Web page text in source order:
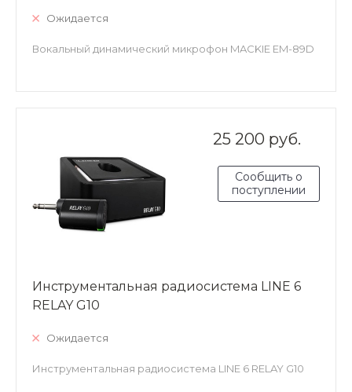
Ожидается
Вокальный динамический микрофон MACKIE EM-89D
25 200 руб.
Сообщить о
поступлении
Инструментальная радиосистема LINE 6
RELAY G10
Ожидается
Инструментальная радиосистема LINE 6 RELAY G10